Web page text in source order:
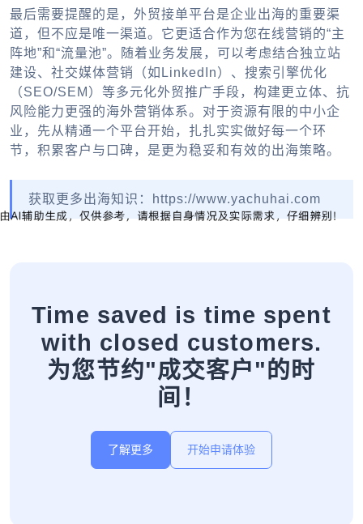
最后需要提醒的是， 外贸接单平台是企业出海的重要渠
道，但不应是唯一渠道。它更适合作为您在线营销的“主
阵地”和“流量池”。随着业务发展，可以考虑结合独立站
建设、社交媒体营销（如LinkedIn）、搜索引擎优化
（SEO/SEM）等多元化外贸推广手段，构建更立体、抗
风险能力更强的海外营销体系。对于资源有限的中小企
业，先从精通一个平台开始，扎扎实实做好每一个环
节，积累客户与口碑，是更为稳妥和有效的出海策略。
获取更多出海知识：https://www.yachuhai.com
Time saved is time spent
with closed customers.
为您节约"成交客户"的时
间！
了解更多 开始申请体验